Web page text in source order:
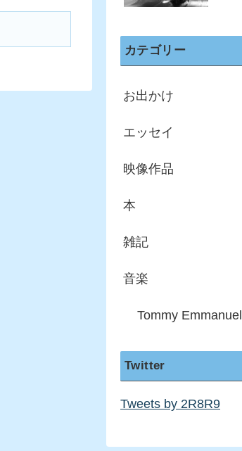
カテゴリー
お出かけ
エッセイ
映像作品
本
雑記
音楽
Tommy Emmanuel
Twitter
Tweets by 2R8R9